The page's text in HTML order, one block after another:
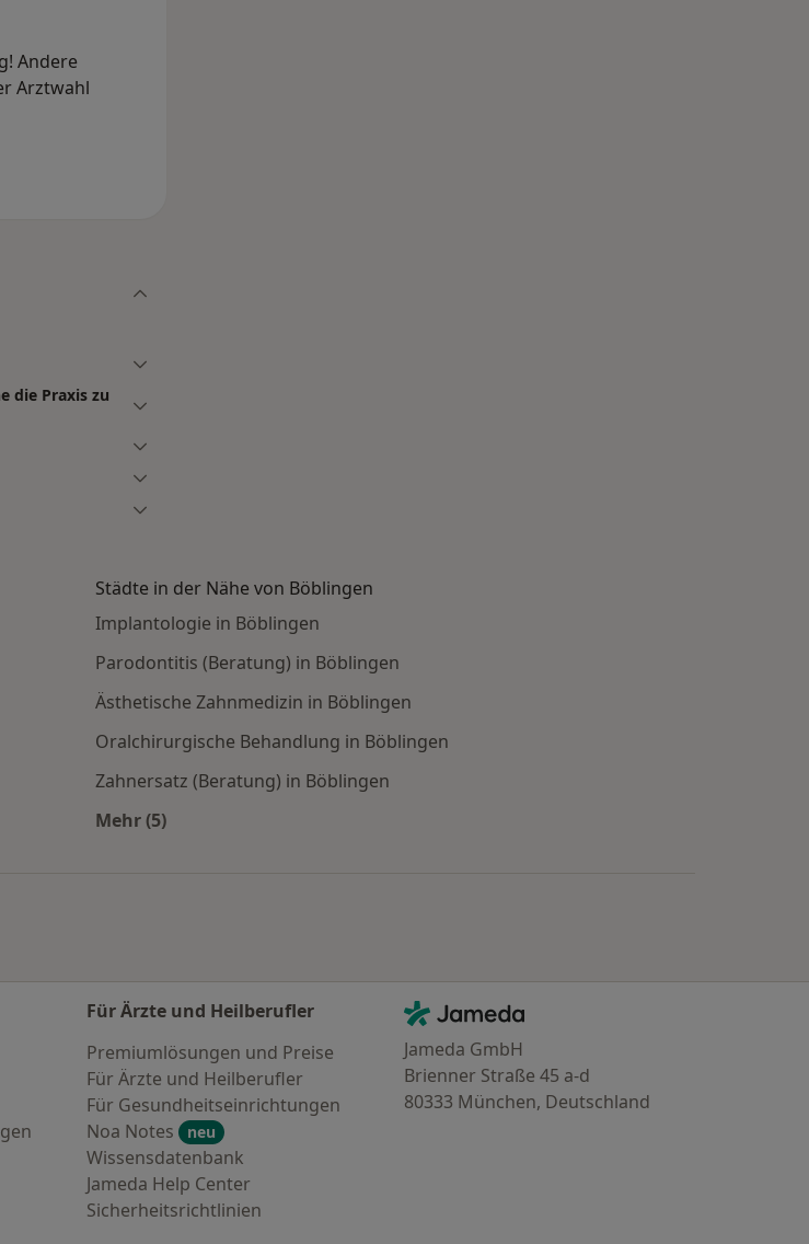
Andere
Arztwahl
die Praxis zu
Städte in der Nähe von Böblingen
Implantologie in Böblingen
Parodontitis (Beratung) in Böblingen
Ästhetische Zahnmedizin in Böblingen
Oralchirurgische Behandlung in Böblingen
Zahnersatz (Beratung) in Böblingen
Mehr (5)
Für Ärzte und Heilberufler
Premiumlösungen und Preise
Für Ärzte und Heilberufler
Für Gesundheitseinrichtungen
Noa Notes
neu
Wissensdatenbank
Jameda Help Center
Sicherheitsrichtlinien
Kontakt
Jameda - Startseite
Jameda GmbH
Brienner Straße 45 a-d
80333 München, Deutschland